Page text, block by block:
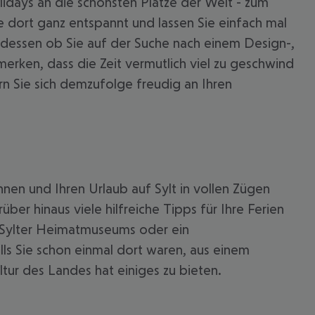
ganz entspannt und lassen Sie einfach mal
ob Sie auf der Suche nach einem Design-,
dass die Zeit vermutlich viel zu geschwind
Sie sich demzufolge freudig an Ihren
und Ihren Urlaub auf Sylt in vollen Zügen
hinaus viele hilfreiche Tipps für Ihre Ferien
Heimatmuseums oder ein
Sie schon einmal dort waren, aus einem
des Landes hat einiges zu bieten.